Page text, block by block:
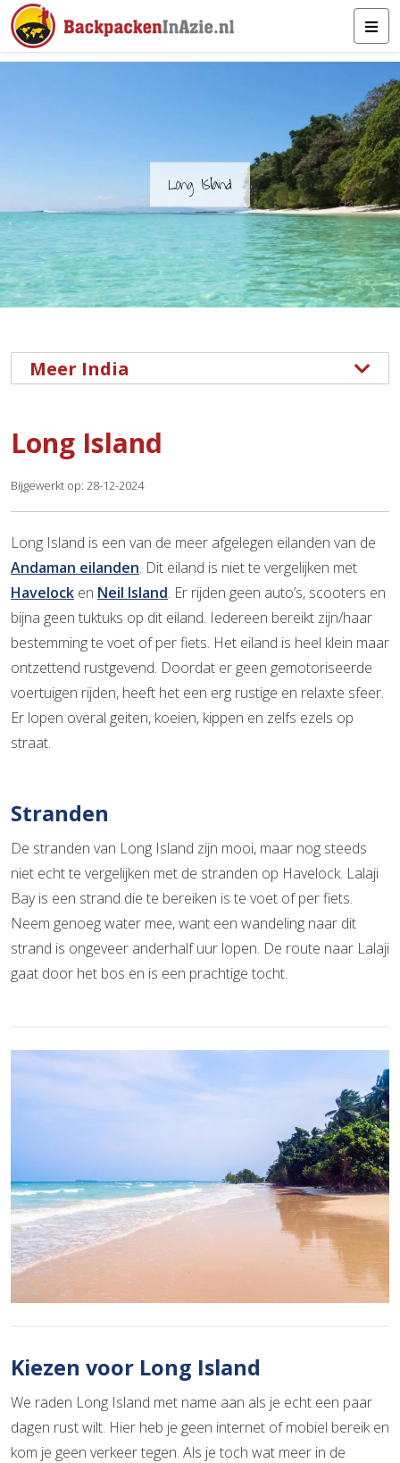
Long Island
Meer India
Long Island
Bijgewerkt op: 28-12-2024
Long Island is een van de meer afgelegen eilanden van de
Andaman eilanden. Dit eiland is niet te vergelijken met
Havelock en Neil Island. Er rijden geen auto’s, scooters en
bijna geen tuktuks op dit eiland. Iedereen bereikt zijn/haar
bestemming te voet of per fiets. Het eiland is heel klein maar
ontzettend rustgevend. Doordat er geen gemotoriseerde
voertuigen rijden, heeft het een erg rustige en relaxte sfeer.
Er lopen overal geiten, koeien, kippen en zelfs ezels op
straat.
Stranden
De stranden van Long Island zijn mooi, maar nog steeds
niet echt te vergelijken met de stranden op Havelock. Lalaji
Bay is een strand die te bereiken is te voet of per fiets.
Neem genoeg water mee, want een wandeling naar dit
strand is ongeveer anderhalf uur lopen. De route naar Lalaji
gaat door het bos en is een prachtige tocht.
Kiezen voor Long Island
We raden Long Island met name aan als je echt een paar
dagen rust wilt. Hier heb je geen internet of mobiel bereik en
kom je geen verkeer tegen. Als je toch wat meer in de